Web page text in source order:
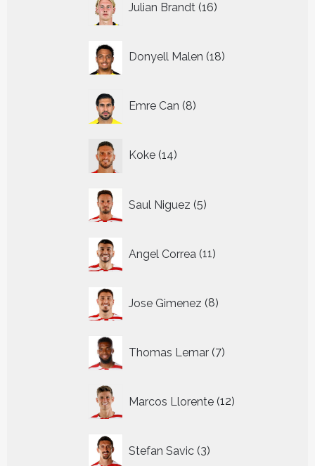
Julian Brandt 16
producten
Donyell Malen 18
producten
Emre Can 8
producten
Koke 14
producten
Saul Niguez 5
producten
Angel Correa 11
producten
Jose Gimenez 8
producten
Thomas Lemar 7
producten
Marcos Llorente 12
producten
Stefan Savic 3
producten